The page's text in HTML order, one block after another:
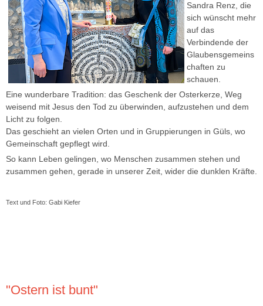
Sandra Renz, die
sich wünscht mehr
auf das
Verbindende der
Glaubensgemeins
chaften zu
schauen.
Eine wunderbare Tradition: das Geschenk der Osterkerze, Weg
weisend mit Jesus den Tod zu überwinden, aufzustehen und dem
Licht zu folgen.
Das geschieht an vielen Orten und in Gruppierungen in Güls, wo
Gemeinschaft gepflegt wird.
So kann Leben gelingen, wo Menschen zusammen stehen und
zusammen gehen, gerade in unserer Zeit, wider die dunklen Kräfte.
Text und Foto: Gabi Kiefer
"Ostern ist bunt"